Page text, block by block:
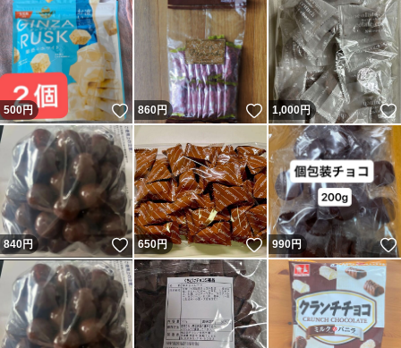
500円 いいね！
860円 いいね！
1,000円
840円 いいね！
650円 いいね！
990円